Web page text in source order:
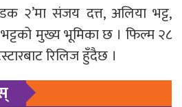
२’मा संजय दत्त, अलिया भट्ट,
मुख्य भूमिका छ । फिल्म २८
रिलिज हुँदैछ ।